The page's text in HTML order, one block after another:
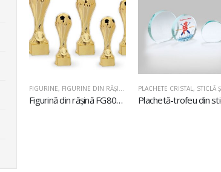
FIGURINE, FIGURINE DIN RĂŞINĂ
Figurină din rășină FG801 Fotbal